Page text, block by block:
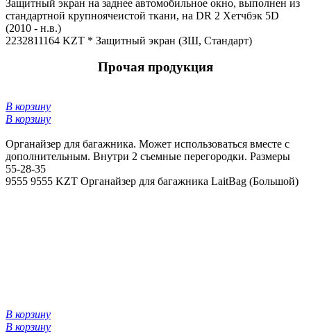
Защитный экран на заднее автомобильное окно, выполнен из
стандартной крупноячеистой ткани, на DR 2 Хетчбэк 5D
(2010 - н.в.)
2232811164 KZT * Защитный экран (ЗШ, Стандарт)
Прочая продукция
В корзину
В корзину
Органайзер для багажника. Может использоваться вместе с
дополнительным. Внутри 2 съемные перегородки. Размеры
55-28-35
9555 9555 KZT Органайзер для багажника LaitBag (Большой)
В корзину
В корзину